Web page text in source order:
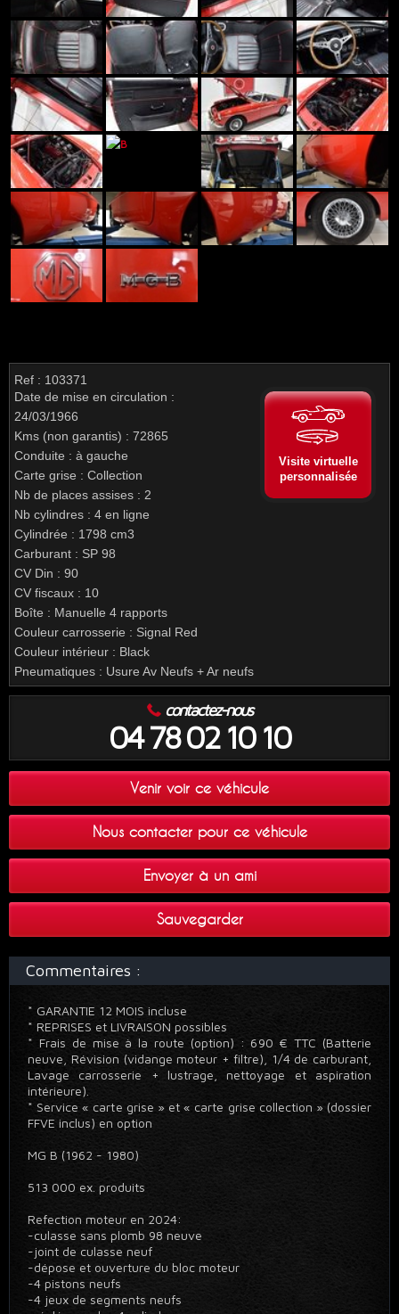
Ref : 103371
Date de mise en circulation :
24/03/1966
Kms (non garantis) : 72865
Conduite : à gauche
Carte grise : Collection
Nb de places assises : 2
Nb cylindres : 4 en ligne
Cylindrée : 1798 cm3
Carburant : SP 98
CV Din : 90
CV fiscaux : 10
Boîte : Manuelle 4 rapports
Couleur carrosserie : Signal Red
Couleur intérieur : Black
Pneumatiques : Usure Av Neufs + Ar neufs
Visite virtuelle
personnalisée
Venir voir ce véhicule
Nous contacter pour ce véhicule
Envoyer à un ami
Sauvegarder
contactez-nous
04 78 02 10 10
Commentaires :
* GARANTIE 12 MOIS incluse
* REPRISES et LIVRAISON possibles
* Frais de mise à la route (option) : 690 € TTC (Batterie
neuve, Révision (vidange moteur + filtre), 1/4 de carburant,
Lavage carrosserie + lustrage, nettoyage et aspiration
intérieure).
* Service « carte grise » et « carte grise collection » (dossier
FFVE inclus) en option
MG B (1962 - 1980)
513 000 ex. produits
Refection moteur en 2024:
-culasse sans plomb 98 neuve
-joint de culasse neuf
-dépose et ouverture du bloc moteur
-4 pistons neufs
-4 jeux de segments neufs